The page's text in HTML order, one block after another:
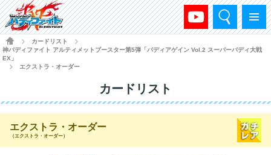
メニュー
検索
HOME
カードリスト
神バディファイト アルティメットブースター第5弾「バディアゲイン Vol.2 スーパーバディ大戦
EX」
エクストラ・オーダー
カードリスト
エクストラ・オーダー
（エクストラ・オーダー）